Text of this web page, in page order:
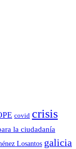
covid crisis
la ciudadaní­a
Losantos galicia